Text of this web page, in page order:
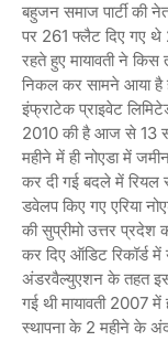
बहुजन समाज पार्टी की
पर 261 फ्लैट दिए गए
रहते हुए मायावती ने
निकल कर सामने आया है
इंफ्राटेक प्राइवेट
2010 की है आज से 13
महीने में ही नोएडा में
कर दी गई बदले में रियल
डवेलप किए गए एरिया
की सुप्रीमो उत्तर प्रदेश
कर दिए ऑडिट रिकॉर्ड
अंडरवैल्युएशन के तहत
गई थी मायावती 2007
स्थापना के 2 महीने के